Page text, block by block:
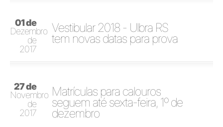
01 de
Dezembro
de
2017
Vestibular 2018 - Ulbra RS
tem novas datas para prova
27 de
Novembro
de
2017
Matrículas para calouros
seguem até sexta-feira, 1º de
dezembro